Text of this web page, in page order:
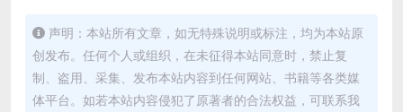
声明：本站所有文章，如无特殊说明或标注，均为本站原
创发布。任何个人或组织，在未征得本站同意时，禁止复
制、盗用、采集、发布本站内容到任何网站、书籍等各类媒
体平台。如若本站内容侵犯了原著者的合法权益，可联系我